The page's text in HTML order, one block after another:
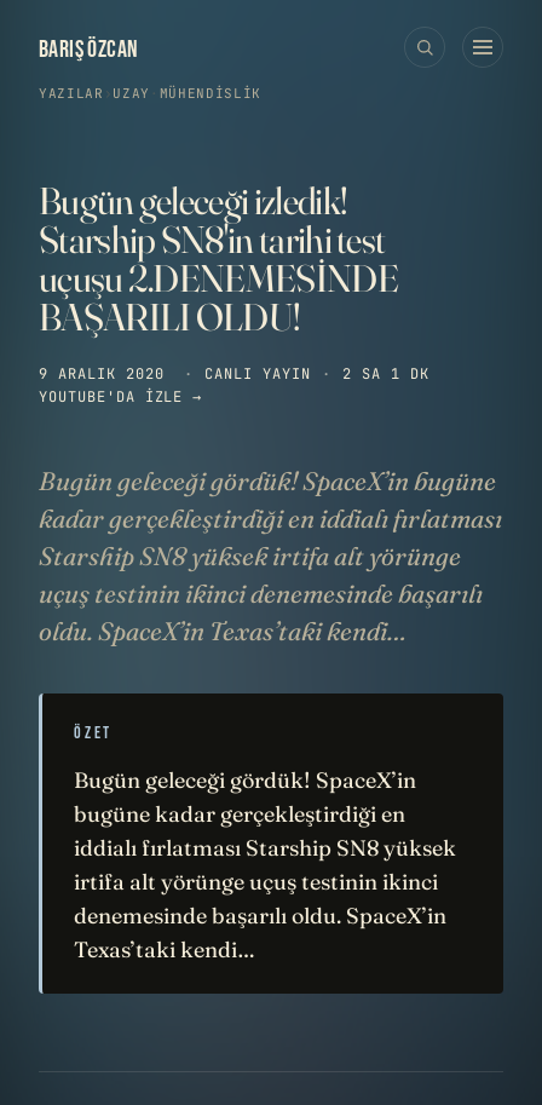
BARIŞ ÖZCAN
YAZILAR › UZAY · MÜHENDISLIK
Bugün geleceği izledik!
Starship SN8'in tarihi test
uçuşu 2.DENEMESİNDE
BAŞARILI OLDU!
9 ARALIK 2020 · CANLI YAYIN ·
2 SA 1 DK
YOUTUBE'DA IZLE →
Bugün geleceği gördük! SpaceX’in bugüne
kadar gerçekleştirdiği en iddialı fırlatması
Starship SN8 yüksek irtifa alt yörünge
uçuş testinin ikinci denemesinde başarılı
oldu. SpaceX’in Texas’taki kendi…
ÖZET
Bugün geleceği gördük! SpaceX’in
bugüne kadar gerçekleştirdiği en
iddialı fırlatması Starship SN8 yüksek
irtifa alt yörünge uçuş testinin ikinci
denemesinde başarılı oldu. SpaceX’in
Texas’taki kendi…